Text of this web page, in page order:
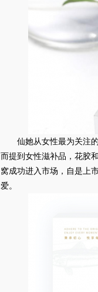
仙她从女性最为关注
而提到女性滋补品，花胶
窝成功进入市场，自是上
爱。